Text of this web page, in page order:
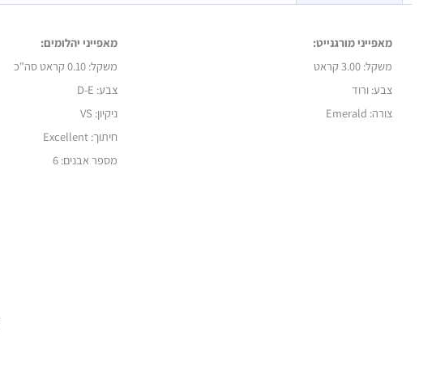
מאפייני מורגנייט:
מאפייני יהלומים:
משקל: 3.00 קראט משקל: 0.10 קראט סה"כ
צבע: ורוד
צבע: D-E
צורה: Emerald
ניקיון: VS
חיתוך: Excellent
מספר אבנים: 6